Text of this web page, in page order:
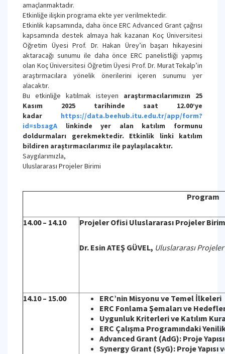
amaçlanmaktadır.
Etkinliğe ilişkin programa ekte yer verilmektedir.
Etkinlik kapsamında, daha önce ERC Advanced Grant çağrısı
kapsamında destek almaya hak kazanan Koç Üniversitesi
Öğretim Üyesi Prof. Dr. Hakan Ürey’in başarı hikayesini
aktaracağı sunumu ile daha önce ERC panelistliği yapmış
olan Koç Üniversitesi Öğretim Üyesi Prof. Dr. Murat Tekalp’in
araştırmacılara yönelik önerilerini içeren sunumu yer
alacaktır.
Bu etkinliğe katılmak isteyen araştırmacılarımızın 25
Kasım 2025 tarihinde saat 12.00’ye
kadar https://data.beehub.itu.edu.tr/app/form?
id=sbsagA linkinde yer alan katılım formunu
doldurmaları gerekmektedir. Etkinlik linki katılım
bildiren araştırmacılarımız ile paylaşılacaktır.
Saygılarımızla,
Uluslararası Projeler Birimi
Program
14.00 – 14.10 Projeler Ofisi Uluslararası Projeler Birimi
Dr. Esin ATEŞ GÜVEL, Uluslararası
14.10 – 15.00
ERC’nin Misyonu ve Temel İlkeleri
ERC Fonlama Şemaları ve
Uygunluk Kriterleri ve Katılım
ERC Çalışma Programındaki
Advanced Grant (AdG): Proje
Synergy Grant (SyG): Proje